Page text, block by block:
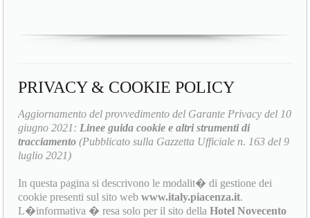
PRIVACY & COOKIE POLICY
Aggiornamento del provvedimento del Garante Privacy del 10
giugno 2021: Linee guida cookie e altri strumenti di
tracciamento (Pubblicato sulla Gazzetta Ufficiale n. 163 del 9
luglio 2021)
In questa pagina si descrivono le modalit� di gestione dei
cookie presenti sul sito webwww.italy.piacenza.it.
L�informativa � resa solo per il sito dellaHotel Novecento